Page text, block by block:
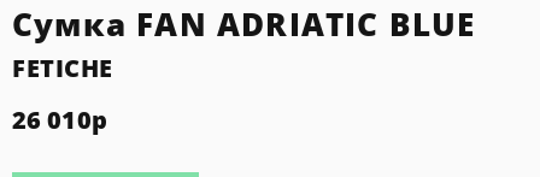
Сумка FAN ADRIATIC BLUE
FETICHE
26 010р